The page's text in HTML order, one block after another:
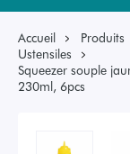
Accueil Produits
Ustensiles
Squeezer souple
230ml, 6pcs